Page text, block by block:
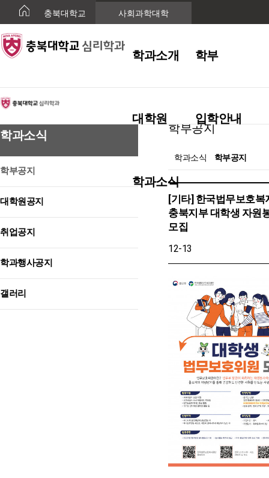
충북대학교 사회과학대학
학과소개 학부
대학원 입학안내
학과소식
학과소식
학부공지
대학원공지
취업공지
학과행사공지
갤러리
학부공지
학과소식 학부공지
[기타] 한국법무보호복
충북지부 대학생 자원
모집
12-13